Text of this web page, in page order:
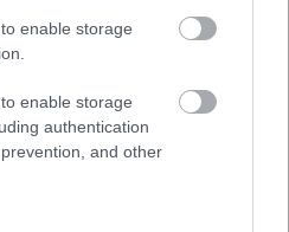
enable storage
enable storage
authentication
and other